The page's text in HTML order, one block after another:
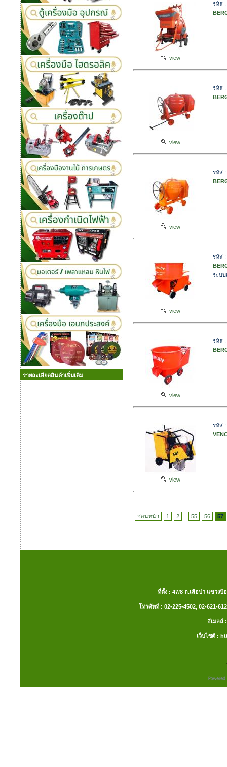
รายละเอียดสินค้าเพิ่มเติม
view
รหัส :
view
รหัส :
view
รหัส :
view
รหัส :
ระบบ
view
รหัส :
view
รหัส :
ก่อนหน้า 1 2 55 56 57
ที่ตั้ง : 47/8 ถ.เสือป่า แขวงป้
โทรศัพท์ : 02-225-4502, 02-621-
อีเมลล์
เว็บไซต์ :